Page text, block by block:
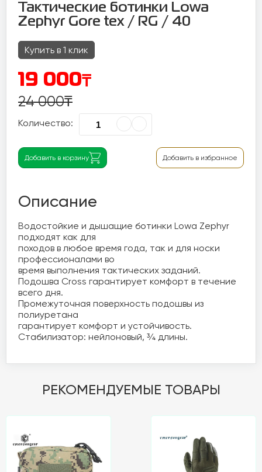
Тактические ботинки Lowa
Zephyr Gore tex / RG / 40
Купить в 1 клик
19 000₸
24 000₸
Количество:
Добавить в корзину Добавить в избранное
Описание
Водостойкие и дышащие ботинки Lowa Zephyr
подходят как для
походов в любое время года, так и для носки
профессионалами во
время выполнения тактических заданий.
Подошва Cross гарантирует комфорт в течение
всего дня.
Промежуточная поверхность подошвы из
полиуретана
гарантирует комфорт и устойчивость.
Стабилизатор: нейлоновый, ¾ длины.
РЕКОМЕНДУЕМЫЕ ТОВАРЫ